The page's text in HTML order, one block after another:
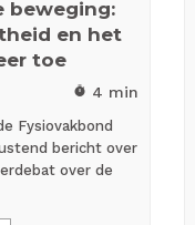
beweging:
en het
toe
timer 4 min
Fysiovakbond
bericht over
over de